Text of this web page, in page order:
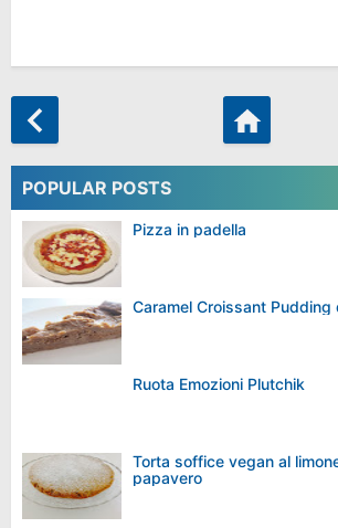
POPULAR POSTS
Pizza in padella
Caramel Croissant Pudding
Ruota Emozioni Plutchik
Torta soffice vegan al
papavero